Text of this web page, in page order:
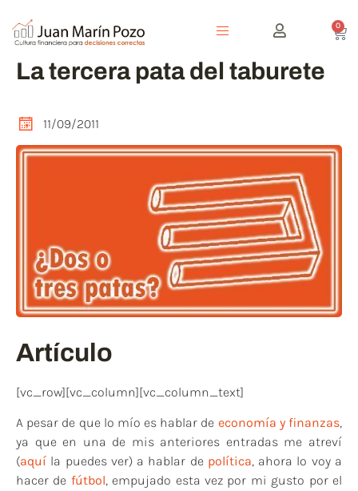
0
La tercera pata del taburete
11/09/2011
Artículo
[vc_row][vc_column][vc_column_text]
A pesar de que lo mío es hablar de economía y finanzas,
ya que en una de mis anteriores entradas me atreví
(aquí la puedes ver) a hablar de política, ahora lo voy a
hacer de fútbol, empujado esta vez por mi gusto por el